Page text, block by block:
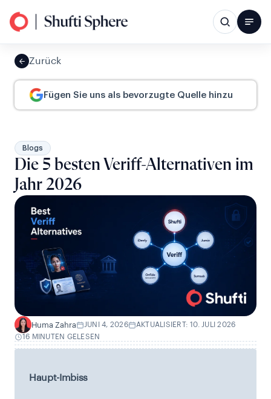
Zurück
Fügen Sie uns als bevorzugte Quelle hinzu
Blogs
Die 5 besten Veriff-Alternativen im
Jahr 2026
H Huma Zahra JUNI 4, 2026
AKTUALISIERT: 10. JULI 2026
16 MINUTEN GELESEN
Haupt-Imbiss